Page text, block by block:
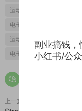
运动鞋跨境电商独立站模板
电子产品跨境电商独立站
运动鞋跨境电商
家居
电子产品跨境电商独立站
上一篇
副业搞钱
小红书/公